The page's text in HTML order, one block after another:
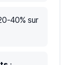
40% sur